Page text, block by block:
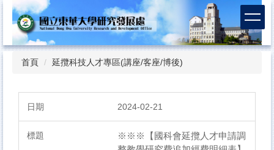
跳
到
要
首頁 延攬科技人才專區(講座/客座/博後)
2024-02-21
※※※【國科會延攬人才申請調